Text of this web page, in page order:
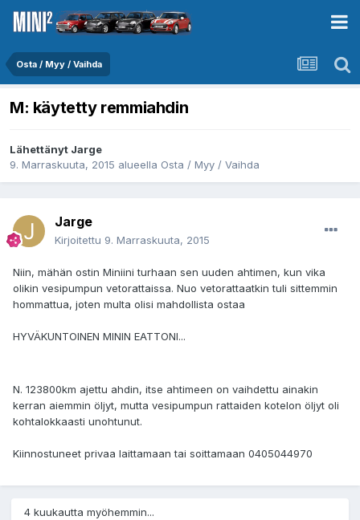
Osta / Myy / Vaihda
M: käytetty remmiahdin
Lähettänyt Jarge
9. Marraskuuta, 2015 alueella Osta / Myy / Vaihda
Jarge
Kirjoitettu 9. Marraskuuta, 2015
Niin, mähän ostin Miniini turhaan sen uuden ahtimen, kun vika
olikin vesipumpun vetorattaissa. Nuo vetorattaatkin tuli sittemmin
hommattua, joten multa olisi mahdollista ostaa
HYVÄKUNTOINEN MININ EATTONI...
N. 123800km ajettu ahdin, itse ahtimeen on vaihdettu ainakin
kerran aiemmin öljyt, mutta vesipumpun rattaiden kotelon öljyt oli
kohtalokkaasti unohtunut.
Kiinnostuneet privaa laittamaan tai soittamaan 0405044970
4 kuukautta myöhemmin...